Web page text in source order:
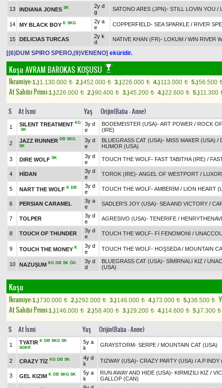
13 INDIANA JONES SK
2y d
g
SATONO ARES (JPN)- STILL LOVIN YOU /
14 MY BLACK BOY K SKG
2y a
e
COPPERFIELD- SEA SPARKLE / RIVER
15 DELICIAS TURCAS
2y k
d
NATIVE KHAN (FR)- LOKUM / WIN RIVER
[(6)DUM SPIRO SPERO,(9)VENENO] eküridir.
KoşuAVRAM BAROKAS KOŞUSU
Ikramiye:1.)1.130.000 t 2.)452.000 t 3.)226.000 t 4.)113.000 t 5.)56.500
At Sahibi Primi:1.)226.000 t 2.)90.400 t 3.)45.200 t 4.)22.600 t 5.)11.300
S At İsmi Yaş Orijin(Baba - Anne)
1 SILENT TREATMENT KG
SK
3y d
e
BODEMEISTER (USA)-ART POWER / ROCK
(IRE)
2 JAZZ RUNNER DB SKG
SK
3y d
e
BLUEGRASS CAT (USA)- MISS MAKER (USA) /
HUMOR (USA)
3 DIRE WOLF SK
3y d
e
TOUCH THE WOLF- FAST TABITHA (IRE) /
4 HİDAN
3y d
e
TOROK (IRE)-ANGEL OF WESTPORT / LUXOR
5 NART THE WOLF K DB
3y d
e
TOUCH THE WOLF-AMBERİM / LION HEART
6 PERSIAN CARAMEL
3y a
e
SADLER'S JOY (USA)- SEA AND VICTORY /
7 TOLPER
3y d
e
AGRESIVO (USA)- TENERIFE /
8 TOUCH OF THUNDER
3y d
e
TOUCH THE WOLF- Fİ FENOMONİ /
9 TOUCH THE MONEY K
3y d
e
TOUCH THE WOLF- HOŞSEDA/ MOUNTAIN
10 NAZUŞUM KG DB SK ÖG
3y d
d
BLUEGRASS CAT (USA)- SİMİRNALI KIZ /
(USA)
Koşu
Ikramiye:1.)730.000 t 2.)292.000 t 3.)146.000 t 4.)73.000 t 5.)36.500 t
At Sahibi Primi:1.)146.000 t 2.)58.400 t 3.)29.200 t 4.)14.600 t 5.)7.300 t
S At İsmi Yaş Orijin(Baba - Anne)
1 TYATIR K DB SKG SK
SGKR
5y a
k
GRAYSTORM- SERPE / MOUNTAIN CAT (USA)
2 CRAZY TİZ KG DB SK
4y d
k
TIZWAY (USA)- CRAZY PARTY (USA) /A.P.INDY
3 GEL KIZIM K DB SKG SK
5y a
k
RUN AWAY AND HIDE (USA)- KIRMIZILI KIZ /
GALLOP (CAN)